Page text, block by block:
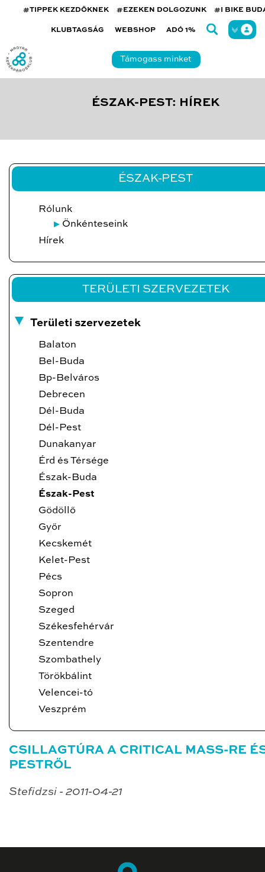
#TIPPEK KEZDŐKNEK #EZEKEN DOLGOZUNK #I BIKE
KLUBTAGSÁG WEBSHOP ADÓ 1%
Támogass minket
ÉSZAK-PEST: HÍREK
ÉSZAK-PEST
Rólunk
Önkénteseink
Hírek
TERÜLETI SZERVEZETEK
Területi szervezetek
Balaton
Bel-Buda
Bp-Belváros
Debrecen
Dél-Buda
Dél-Pest
Dunakanyar
Érd és Térsége
Észak-Buda
Észak-Pest
Gödöllő
Győr
Kecskemét
Kelet-Pest
Pécs
Sopron
Szeged
Székesfehérvár
Szentendre
Szombathely
Törökbálint
Velencei-tó
Veszprém
CSILLAGTÚRA A CRITICAL MASS-RE
PESTRŐL
Stefidzsi - 2011-04-21